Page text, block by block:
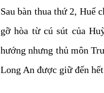
Sau bàn thua thứ 2, Huế
gỡ hòa từ cú sút của
hướng nhưng thủ môn
Long An được giữ đến